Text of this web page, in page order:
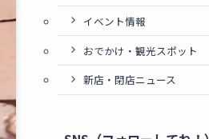
イベント情報
おでかけ・観光スポット
新店・閉店ニュース